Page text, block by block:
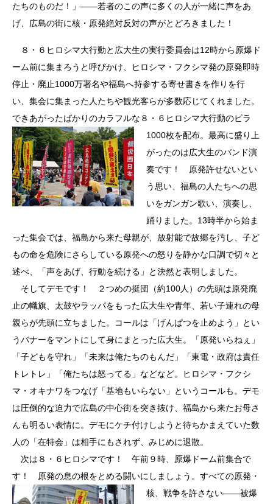
たちのものだ！」――若者のこの声に多くの人が一緒に声をあ
げ、広島の街に核・原発絶対反対の声がとどろきました！
８・６ヒロシマ大行動と広大生の実行委員会は12時から原爆ド
ーム前に集まろうと呼びかけ、ヒロシマ・フクシマ発の原発即時
停止・廃止1000万署名や福島へ持参する寄せ書きを作りを行
い、集会に集まった人たちや観光客らが多数応じてくれました。
できあがったばかりのカラフルな８・６ヒ ロシマ大行動のビラ
1000枚を配布。最高に盛り上
がったのは広大生のバンド演
奏です！ 原発許せないとい
う思い、福島の人たちへの思
いをガンガン歌い、演奏し、
踊りました。13時半から始ま
った集会では、福島から来た母親が、放射能で故郷を汚し、子ど
もの命を危険にさらしている原発への怒りを静かな口調で切々と
述べ、「声をあげ、行動を続ける」と決然と表明しました。
そしてデモです！ ２つめの挺団（約100人）の先頭は原発廃
止の幟旗、太鼓やラッパをもった広大生や青年、若い子連れの母
親らが先頭に立ちました。コールは「げんぱつを止めよう」とい
うバナーをマントにして身にまとった広大生。「原発いらねぇ」
「子どもを守れ」「未来は俺たちのもんだ」「東電・政府は責任
トレトレ」「俺たちは怒ってる」などなど。ヒロシマ・フクシ
マ・オキナワをつなげ「基地もいらない」というコールも。デモ
は圧倒的な迫力で広島の中心街を突き抜け、福島から来たお母さ
んも明るい表情に。デモにケチ付けしようと待ちかまえていた数
人の「在特会」は相手にもされず、みじめに退散。
次は８・６ヒロシマです！ 午前９時、原爆ドーム前集合で
す！ 原発の息の根をとめる闘いにしまし ょう。すべての原発・
核、戦争を許さない――被爆